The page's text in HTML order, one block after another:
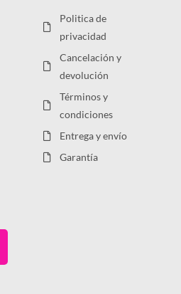
Politica de
privacidad
Cancelación y
devolución
Términos y
condiciones
Entrega y envío
Garantía